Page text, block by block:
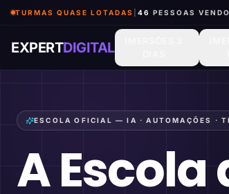
TURMAS QUASE LOTADAS 47 PESSOAS VENDO
EXPERTDIGITAL
ESCOLA OFICIAL — IA · AUTOMAÇÕES ·
A Escola